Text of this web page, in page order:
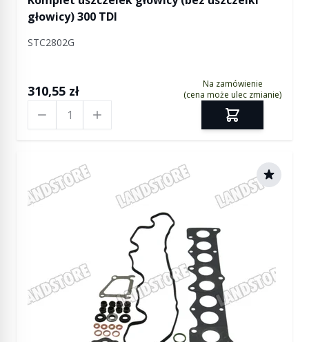
głowicy) 300 TDI
STC2802G
310,55 zł
Na zamówienie
(cena może ulec zmianie)